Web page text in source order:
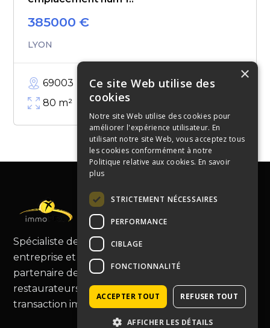
385000 €
LYON
69003
80 m²
Spécialiste de la cession de fonds de commerce,
entreprise et murs commerciaux, Immopro est le
partenaire de choix pour les commerçants et
restaurateurs, vous guidant au-delà de la simple
transaction immobilière.
×
Ce site Web utilise des
cookies
Notre site Web utilise des cookies pour
améliorer l'expérience utilisateur. En
utilisant notre site Web, vous acceptez tous
les cookies conformément à notre
Politique relative aux cookies. En savoir
plus
STRICTEMENT NÉCESSAIRES
PERFORMANCE
CIBLAGE
FONCTIONNALITÉ
ACCEPTER TOUT REFUSER TOUT
AFFICHER LES DÉTAILS